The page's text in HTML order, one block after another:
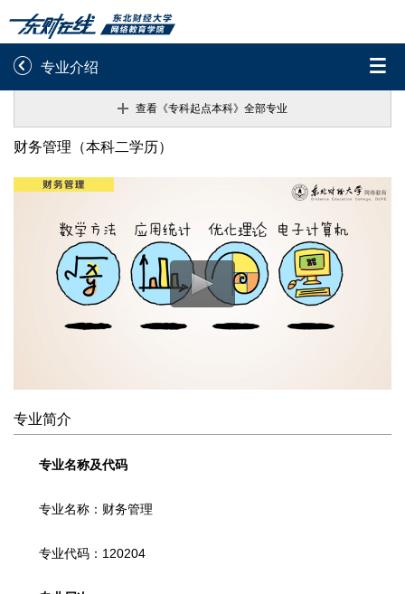

 专业介绍
学院平台图像校对
学信网图像校对
学生证查询打印
学籍相关申请 论文综合评定系统
信息确认及测试
《专科起点本科》专业 :
电子商务
电子商务（本科二学历）
法学
法学（本科二学历）
工程管理（本科二学历）
工商管理
会计学（本科二学历）
金融学
查看《专科起点本科》全部专业
财务管理（本科二学历）
专业简介
专业名称及代码
专业名称：财务管理
专业代码：120204